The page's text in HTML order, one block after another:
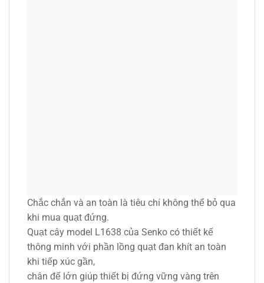
Chắc chắn và an toàn là tiêu chí không thể bỏ qua
khi mua quạt đứng.
Quạt cây model L1638 của Senko có thiết kế
thông minh với phần lồng quạt đan khít an toàn
khi tiếp xúc gần,
chân đế lớn giúp thiết bị đứng vững vàng trên